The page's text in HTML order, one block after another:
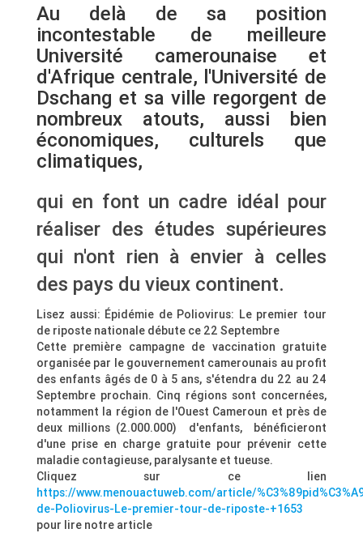
Au delà de sa position
incontestable de meilleure
Université camerounaise et
d'Afrique centrale, l'Université de
Dschang et sa ville regorgent de
nombreux atouts, aussi bien
économiques, culturels que
climatiques,
qui en font un cadre idéal pour
réaliser des études supérieures
qui n'ont rien à envier à celles
des pays du vieux continent.
Lisez aussi: Épidémie de Poliovirus: Le premier tour
de riposte nationale débute ce 22 Septembre
Cette première campagne de vaccination gratuite
organisée par le gouvernement camerounais au profit
des enfants âgés de 0 à 5 ans, s'étendra du 22 au 24
Septembre prochain. Cinq régions sont concernées,
notamment la région de l'Ouest Cameroun et près de
deux millions (2.000.000) d'enfants, bénéficieront
d'une prise en charge gratuite pour prévenir cette
maladie contagieuse, paralysante et tueuse.
Cliquez sur ce lien
https://www.menouactuweb.com/article/
de-Poliovirus-Le-premier-tour-de-riposte-+1653
pour lire notre article